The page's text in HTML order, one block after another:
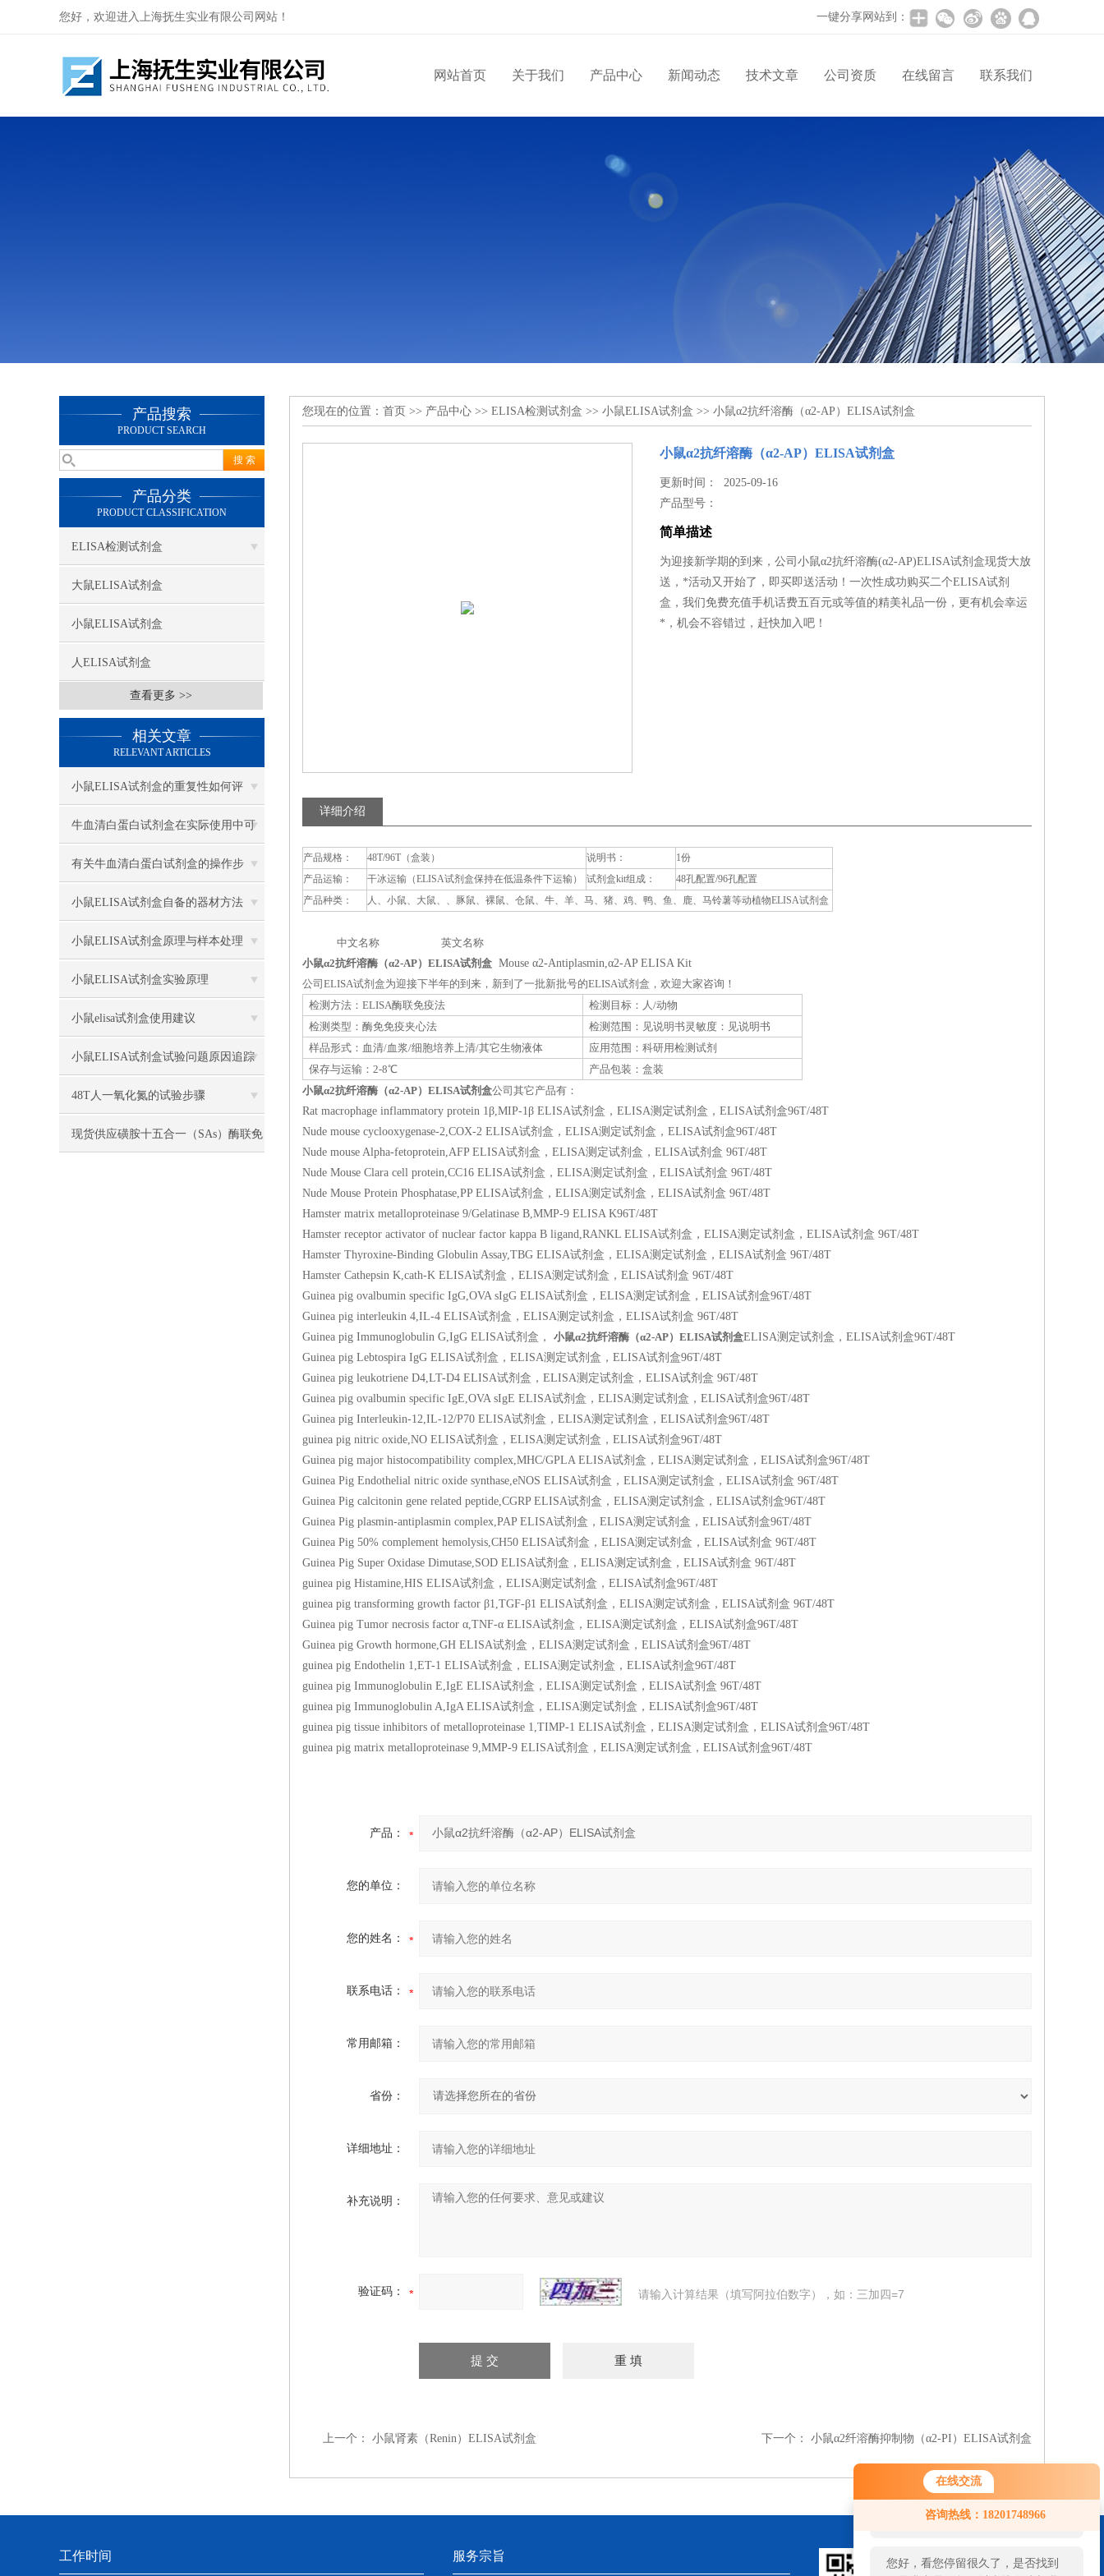
在线交流
咨询热线：18201748966
您好！欢迎前来咨询，很高兴为您
服务，请问您要咨询什么问题呢？
您好，看您停留很久了，是否找到
您好，欢迎进入上海抚生实业有限公司网站！ 一键分享网站到：
网站首页 关于我们 产品中心 新闻动态 技术文章 公司资质 在线留言 联系我们
产品搜索
PRODUCT SEARCH
产品分类
PRODUCT CLASSIFICATION
ELISA检测试剂盒
大鼠ELISA试剂盒
小鼠ELISA试剂盒
人ELISA试剂盒
查看更多 >>
相关文章
RELEVANT ARTICLES
小鼠ELISA试剂盒的重复性如何评
估？
牛血清白蛋白试剂盒在实际使用中可
分为多种类型测定
有关牛血清白蛋白试剂盒的操作步
骤，以下有详细说明
小鼠ELISA试剂盒自备的器材方法
小鼠ELISA试剂盒原理与样本处理
小鼠ELISA试剂盒实验原理
小鼠elisa试剂盒使用建议
小鼠ELISA试剂盒试验问题原因追踪
48T人一氧化氮的试验步骤
现货供应磺胺十五合一（SAs）酶联免
您现在的位置： 首页 >> 产品中心 >> ELISA检测试剂盒 >> 小鼠ELISA试剂盒 >> 小鼠α2抗纤溶酶（α2-AP）ELISA试剂盒
小鼠α2抗纤溶酶（α2-AP）ELISA试剂盒
更新时间： 2025-09-16
产品型号：
简单描述
为迎接新学期的到来，公司小鼠α2抗纤溶酶(α2-AP)ELISA试剂盒现货大放
送，*活动又开始了，即买即送活动！一次性成功购买二个ELISA试剂
盒，我们免费充值手机话费五百元或等值的精美礼品一份，更有机会幸运
*，机会不容错过，赶快加入吧！
详细介绍
产品规格： 48T/96T（盒装） 说明书：
1份
产品运输：
干冰运输（ELISA试剂盒保持在低温条件下运输） 试剂盒kit组成：
48孔配置/96孔配置
产品种类：
人、小鼠、大鼠、、豚鼠、裸鼠、仓鼠、牛、羊、马、猪、鸡、鸭、鱼、鹿、马铃薯等动植物ELISA试剂盒
中文名称 英文名称
小鼠α2抗纤溶酶（α2-AP）ELISA试剂盒 Mouse α2-Antiplasmin,α2-AP ELISA Kit
公司ELISA试剂盒为迎接下半年的到来，新到了一批新批号的ELISA试剂盒，欢迎大家咨询！
检测方法：ELISA酶联免疫法
检测目标：人/动物
检测类型：酶免免疫夹心法
检测范围：见说明书灵敏度：见说明书
样品形式：血清/血浆/细胞培养上清/其它生物液体
应用范围：科研用检测试剂
保存与运输：2-8℃
产品包装：盒装
小鼠α2抗纤溶酶（α2-AP）ELISA试剂盒公司其它产品有：
Rat macrophage inflammatory protein 1β,MIP-1β ELISA试剂盒，ELISA测定试剂盒，ELISA试剂盒96T/48T
Nude mouse cyclooxygenase-2,COX-2 ELISA试剂盒，ELISA测定试剂盒，ELISA试剂盒96T/48T
Nude mouse Alpha-fetoprotein,AFP ELISA试剂盒，ELISA测定试剂盒，ELISA试剂盒 96T/48T
Nude Mouse Clara cell protein,CC16 ELISA试剂盒，ELISA测定试剂盒，ELISA试剂盒 96T/48T
Nude Mouse Protein Phosphatase,PP ELISA试剂盒，ELISA测定试剂盒，ELISA试剂盒 96T/48T
Hamster matrix metalloproteinase 9/Gelatinase B,MMP-9 ELISA K96T/48T
Hamster receptor activator of nuclear factor kappa B ligand,RANKL ELISA试剂盒，ELISA测定试剂盒，ELISA试剂盒 96T/48T
Hamster Thyroxine-Binding Globulin Assay,TBG ELISA试剂盒，ELISA测定试剂盒，ELISA试剂盒 96T/48T
Hamster Cathepsin K,cath-K ELISA试剂盒，ELISA测定试剂盒，ELISA试剂盒 96T/48T
Guinea pig ovalbumin specific IgG,OVA sIgG ELISA试剂盒，ELISA测定试剂盒，ELISA试剂盒96T/48T
Guinea pig interleukin 4,IL-4 ELISA试剂盒，ELISA测定试剂盒，ELISA试剂盒 96T/48T
Guinea pig Immunoglobulin G,IgG ELISA试剂盒， 小鼠α2抗纤溶酶（α2-AP）ELISA试剂盒ELISA测定试剂盒，ELISA试剂盒96T/48T
Guinea pig Lebtospira IgG ELISA试剂盒，ELISA测定试剂盒，ELISA试剂盒96T/48T
Guinea pig leukotriene D4,LT-D4 ELISA试剂盒，ELISA测定试剂盒，ELISA试剂盒 96T/48T
Guinea pig ovalbumin specific IgE,OVA sIgE ELISA试剂盒，ELISA测定试剂盒，ELISA试剂盒96T/48T
Guinea pig Interleukin-12,IL-12/P70 ELISA试剂盒，ELISA测定试剂盒，ELISA试剂盒96T/48T
guinea pig nitric oxide,NO ELISA试剂盒，ELISA测定试剂盒，ELISA试剂盒96T/48T
Guinea pig major histocompatibility complex,MHC/GPLA ELISA试剂盒，ELISA测定试剂盒，ELISA试剂盒96T/48T
Guinea Pig Endothelial nitric oxide synthase,eNOS ELISA试剂盒，ELISA测定试剂盒，ELISA试剂盒 96T/48T
Guinea Pig calcitonin gene related peptide,CGRP ELISA试剂盒，ELISA测定试剂盒，ELISA试剂盒96T/48T
Guinea Pig plasmin-antiplasmin complex,PAP ELISA试剂盒，ELISA测定试剂盒，ELISA试剂盒96T/48T
Guinea Pig 50% complement hemolysis,CH50 ELISA试剂盒，ELISA测定试剂盒，ELISA试剂盒 96T/48T
Guinea Pig Super Oxidase Dimutase,SOD ELISA试剂盒，ELISA测定试剂盒，ELISA试剂盒 96T/48T
guinea pig Histamine,HIS ELISA试剂盒，ELISA测定试剂盒，ELISA试剂盒96T/48T
guinea pig transforming growth factor β1,TGF-β1 ELISA试剂盒，ELISA测定试剂盒，ELISA试剂盒 96T/48T
Guinea pig Tumor necrosis factor α,TNF-α ELISA试剂盒，ELISA测定试剂盒，ELISA试剂盒96T/48T
Guinea pig Growth hormone,GH ELISA试剂盒，ELISA测定试剂盒，ELISA试剂盒96T/48T
guinea pig Endothelin 1,ET-1 ELISA试剂盒，ELISA测定试剂盒，ELISA试剂盒96T/48T
guinea pig Immunoglobulin E,IgE ELISA试剂盒，ELISA测定试剂盒，ELISA试剂盒 96T/48T
guinea pig Immunoglobulin A,IgA ELISA试剂盒，ELISA测定试剂盒，ELISA试剂盒96T/48T
guinea pig tissue inhibitors of metalloproteinase 1,TIMP-1 ELISA试剂盒，ELISA测定试剂盒，ELISA试剂盒96T/48T
guinea pig matrix metalloproteinase 9,MMP-9 ELISA试剂盒，ELISA测定试剂盒，ELISA试剂盒96T/48T
产品：
您的单位：
您的姓名：
联系电话：
常用邮箱：
省份：
详细地址：
补充说明：
验证码： 请输入计算结果（填写阿拉伯数字），如：三加四=7
上一个： 小鼠肾素（Renin）ELISA试剂盒 下一个： 小鼠α2纤溶酶抑制物（α2-PI）ELISA试剂盒
工作时间 服务宗旨